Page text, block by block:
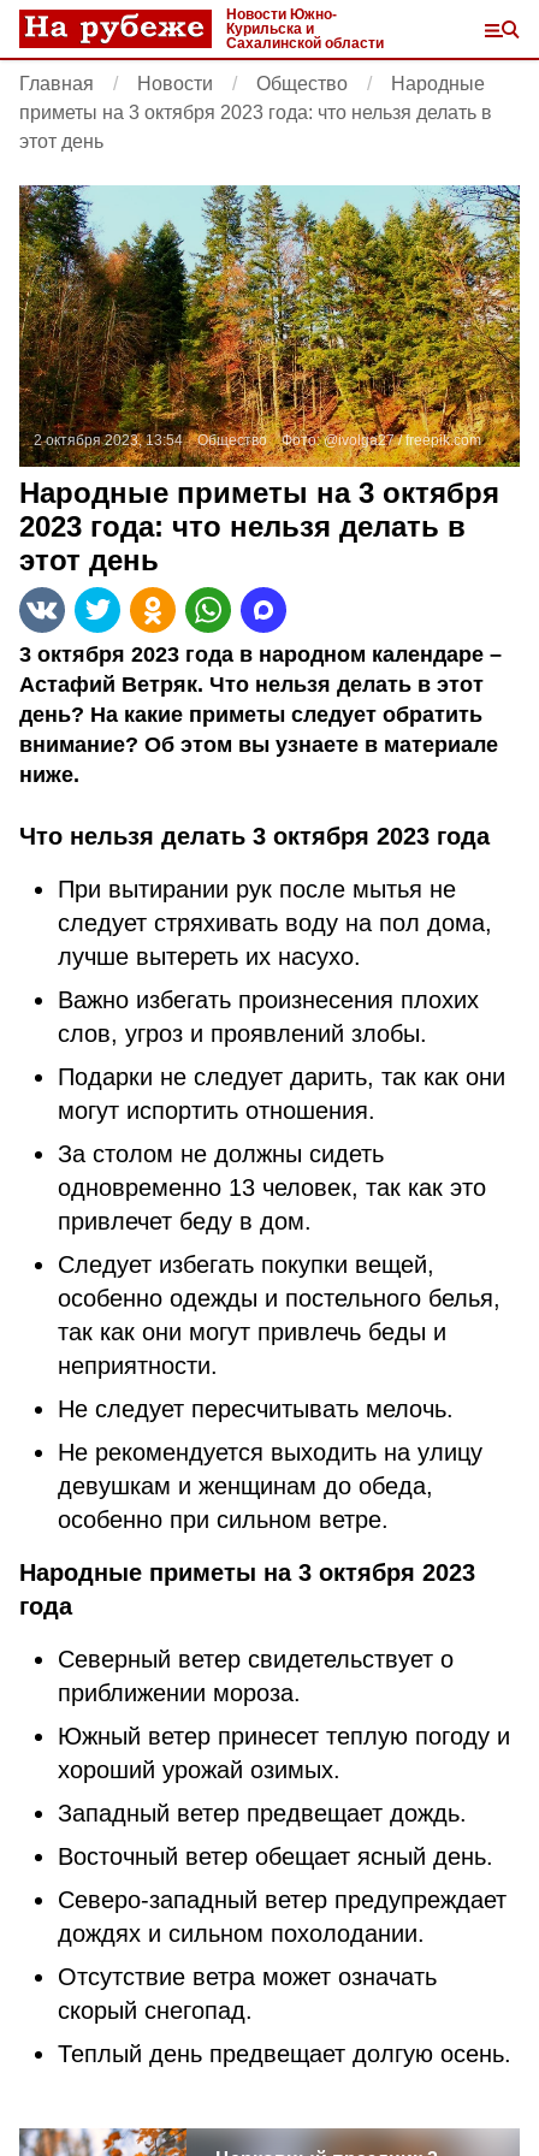
Новости Южно-
Курильска и
Сахалинской области
Главная Новости Общество
Народные
приметы на 3 октября 2023 года: что нельзя делать в
этот день
2 октября 2023, 13:54 Общество Фото:@ivolga27 /freepik.com
Народные приметы на 3 октября
2023 года: что нельзя делать в
этот день
3 октября 2023 года в народном календаре –
Астафий Ветряк. Что нельзя делать в этот
день? На какие приметы следует обратить
внимание? Об этом вы узнаете в материале
ниже.
Что нельзя делать 3 октября 2023 года
При вытирании рук после мытья не
следует стряхивать воду на пол дома,
лучше вытереть их насухо.
Важно избегать произнесения плохих
слов, угроз и проявлений злобы.
Подарки не следует дарить, так как они
могут испортить отношения.
За столом не должны сидеть
одновременно 13 человек, так как это
привлечет беду в дом.
Следует избегать покупки вещей,
особенно одежды и постельного белья,
так как они могут привлечь беды и
неприятности.
Не следует пересчитывать мелочь.
Не рекомендуется выходить на улицу
девушкам и женщинам до обеда,
особенно при сильном ветре.
Народные приметы на 3 октября 2023
года
Северный ветер свидетельствует о
приближении мороза.
Южный ветер принесет теплую погоду и
хороший урожай озимых.
Западный ветер предвещает дождь.
Восточный ветер обещает ясный день.
Северо-западный ветер предупреждает
дождях и сильном похолодании.
Отсутствие ветра может означать
скорый снегопад.
Теплый день предвещает долгую осень.